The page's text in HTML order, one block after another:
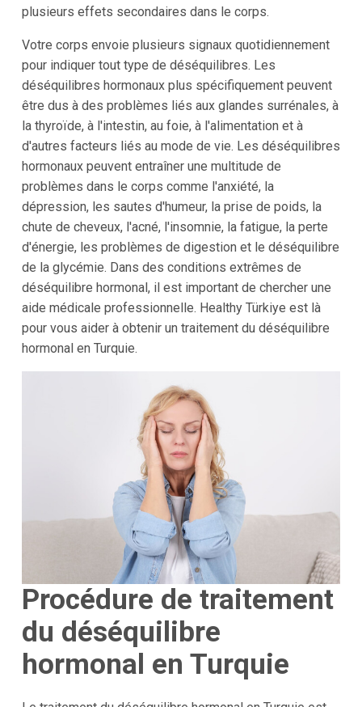
plusieurs effets secondaires dans le corps.
Votre corps envoie plusieurs signaux quotidiennement
pour indiquer tout type de déséquilibres. Les
déséquilibres hormonaux plus spécifiquement peuvent
être dus à des problèmes liés aux glandes surrénales, à
la thyroïde, à l'intestin, au foie, à l'alimentation et à
d'autres facteurs liés au mode de vie. Les déséquilibres
hormonaux peuvent entraîner une multitude de
problèmes dans le corps comme l'anxiété, la
dépression, les sautes d'humeur, la prise de poids, la
chute de cheveux, l'acné, l'insomnie, la fatigue, la perte
d'énergie, les problèmes de digestion et le déséquilibre
de la glycémie. Dans des conditions extrêmes de
déséquilibre hormonal, il est important de chercher une
aide médicale professionnelle. Healthy Türkiye est là
pour vous aider à obtenir un traitement du déséquilibre
hormonal en Turquie.
Procédure de traitement
du déséquilibre
hormonal en Turquie